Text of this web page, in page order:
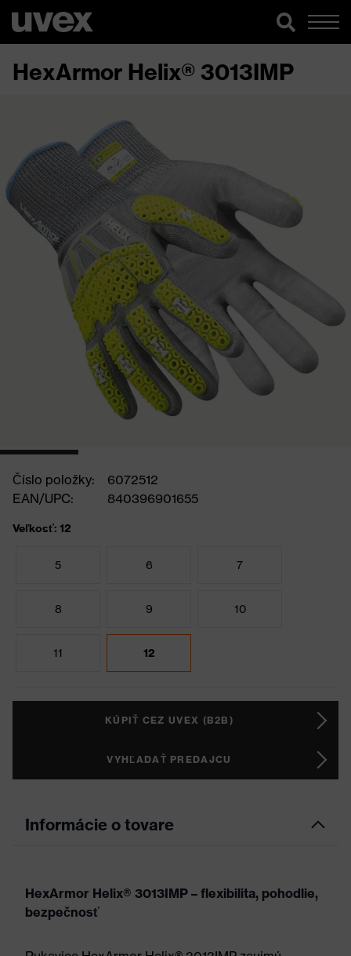
HexArmor Helix® 3013IMP
Číslo položky:
6072512
EAN/UPC:
840396901655
Veľkosť: 12
5 6 7
8 9 10
11 12
KÚPIŤ CEZ UVEX (B2B)
VYHĽADAŤ PREDAJCU
Informácie o tovare
HexArmor Helix® 3013IMP – flexibilita, pohodlie,
bezpečnosť